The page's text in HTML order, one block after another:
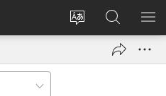
更
登
錄
（開
搜
尋
JW.ORG
顯